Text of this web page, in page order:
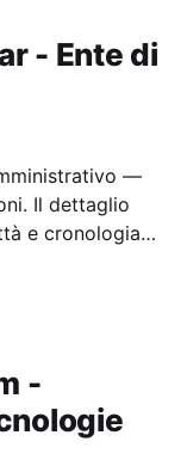
- Ente di
—
Il dettaglio
e cronologia
-